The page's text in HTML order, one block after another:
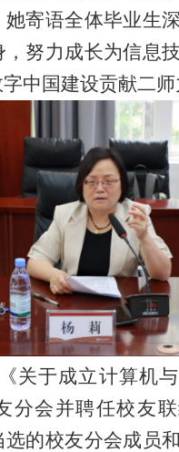
寄语全体毕业生
努力成长为信息
中国建设贡献二师
关于成立计算机
分会并聘任校友
的校友分会成员